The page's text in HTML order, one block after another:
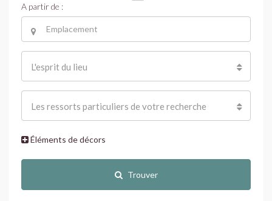
A partir de :
L'esprit du lieu
Les ressorts particuliers de votre recherche
Éléments de décors
Trouver